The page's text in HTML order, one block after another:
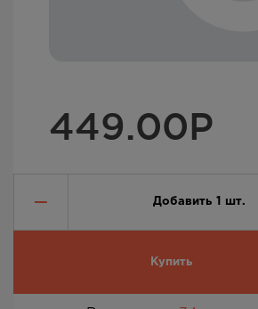
449.00Р
Добавить 1 шт.
Купить